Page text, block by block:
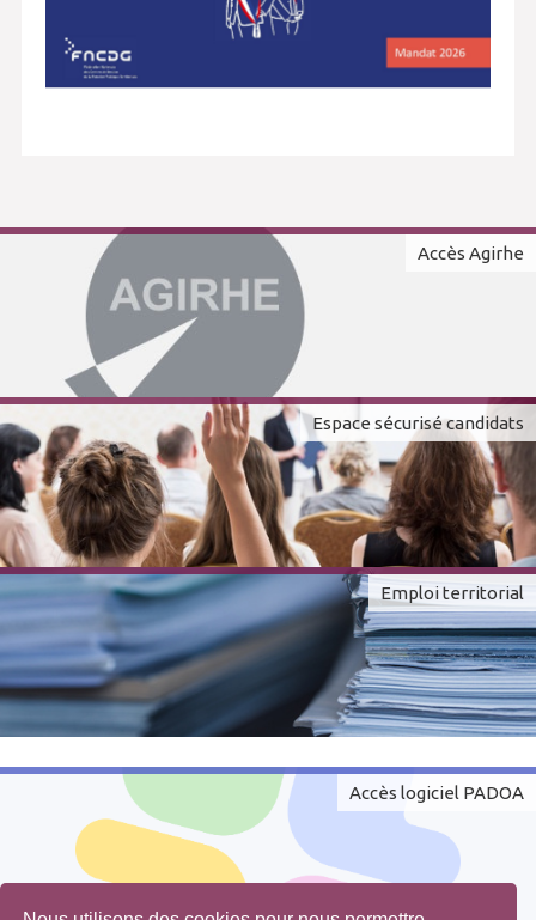
Accès Agirhe
Espace sécurisé candidats
Emploi territorial
Accès logiciel PADOA